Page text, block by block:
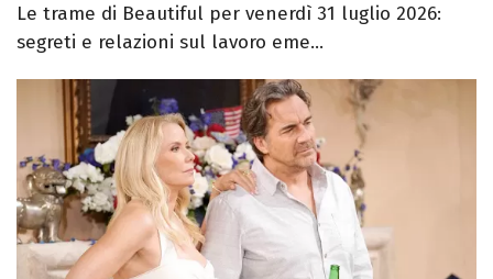
Le trame di Beautiful per venerdì 31 luglio 2026:
segreti e relazioni sul lavoro eme...